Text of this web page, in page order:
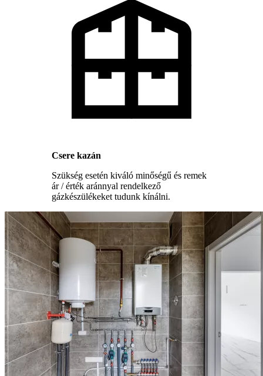
Csere kazán
Szükség esetén kiváló minőségű és remek
ár / érték aránnyal rendelkező
gázkészülékeket tudunk kínálni.